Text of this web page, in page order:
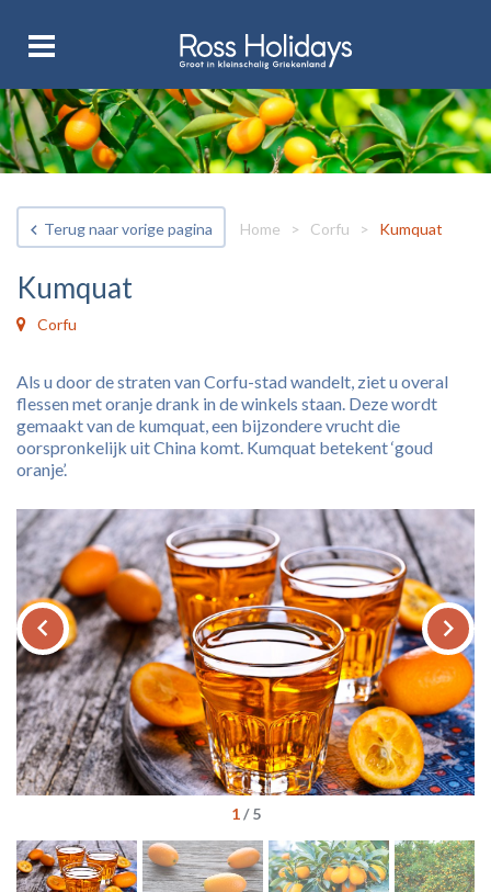
Terug naar vorige pagina Home > Corfu > Kumquat
Kumquat
Corfu
Als u door de straten van Corfu-stad wandelt, ziet u overal
flessen met oranje drank in de winkels staan. Deze wordt
gemaakt van de kumquat, een bijzondere vrucht die
oorspronkelijk uit China komt. Kumquat betekent ‘goud
oranje’.
keyboard_arrow_left keyboard_arrow_right
1/5